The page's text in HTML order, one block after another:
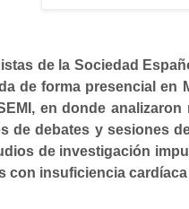
de la Sociedad
de forma presencial en
en donde analizaron
dedebates y sesiones
de investigación
con insuficiencia